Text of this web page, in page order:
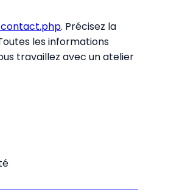
. Précisez la
les informations
travaillez avec un atelier